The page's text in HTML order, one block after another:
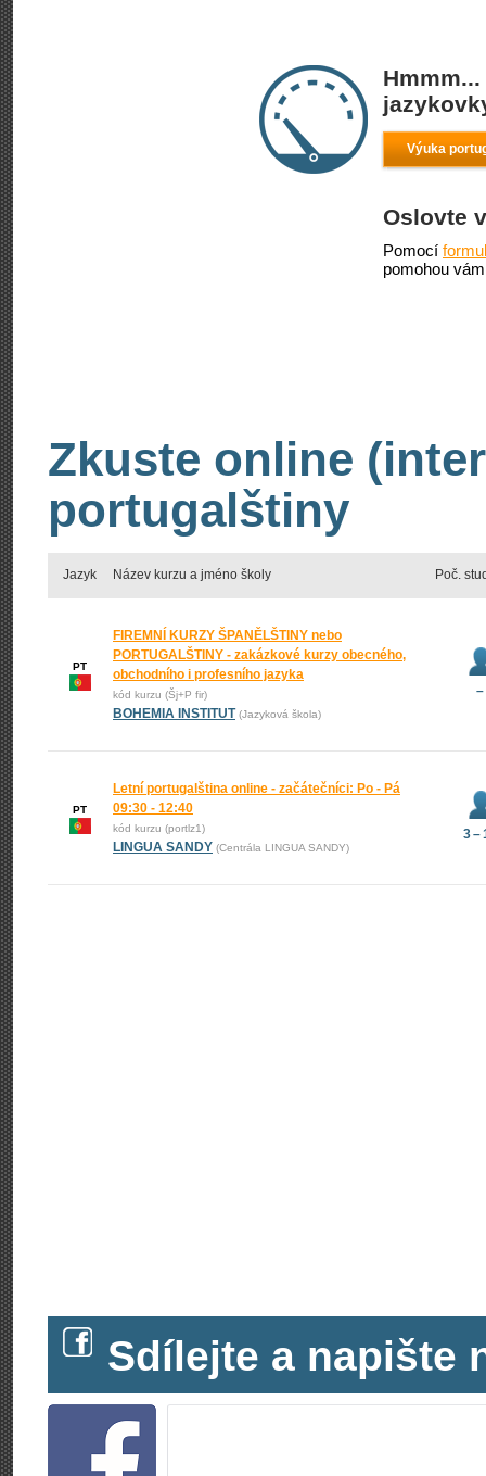
Výuka
Oslovte
Pomocí
pomohou
Zkuste online
portugalštiny
Jazyk Název kurzu a jméno školy Poč.
PT
FIREMNÍ KURZY ŠPANĚLŠTINY nebo
PORTUGALŠTINY - zakázkové kurzy obecného,
obchodního i profesního jazyka
kód kurzu (Šj+P fir)
BOHEMIA INSTITUT (Jazyková škola)
–
PT
Letní portugalština online - začátečníci: Po - Pá
09:30 - 12:40
kód kurzu (portlz1)
LINGUA SANDY (Centrála LINGUA SANDY)
3 –
Sdílejte a napište